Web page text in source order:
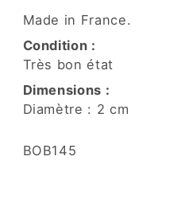
Made in France.
Condition :
Très bon état
Dimensions :
Diamètre : 2 cm
SKU:
BOB145